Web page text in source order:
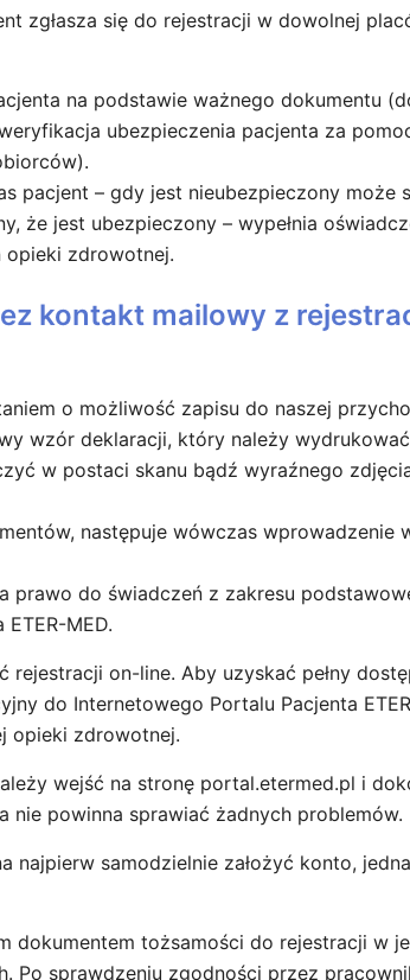
zgłasza się do rejestracji w dowolnej
na podstawie ważnego dokumentu
ubezpieczenia pacjenta za
pacjent – gdy jest nieubezpieczony może
że jest ubezpieczony – wypełnia
opieki zdrowotnej.
kontakt mailowy z
o możliwość zapisu do naszej
wzór deklaracji, który należy wydrukować
w postaci skanu bądź wyraźnego
następuje wówczas wprowadzenie
prawo do świadczeń z zakresu
MED.
on-line. Aby uzyskać pełny
do Internetowego Portalu Pacjenta
opieki zdrowotnej.
wejść na stronę portal.etermed.pl i
nie powinna sprawiać żadnych problemów.
samodzielnie założyć konto,
dokumentem tożsamości do rejestracji w
Po sprawdzeniu zgodności przez